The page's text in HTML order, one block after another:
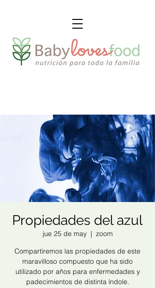
Propiedades del azul
jue 25 de may
  |
zoom
Compartiremos las propiedades de este
maravilloso compuesto que ha sido
utilizado por años para enfermedades y
padecimientos de distinta índole.